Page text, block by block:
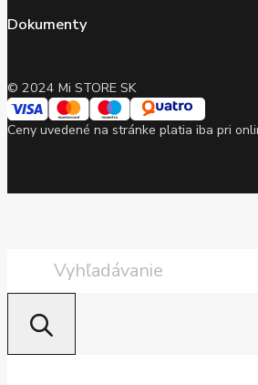
Dokumenty
© 2024 Mi STORE SK
Ceny uvedené na stránke platia iba pri